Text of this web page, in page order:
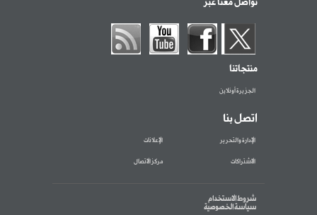
تواصل معنا عبر
منتجاتنا
الجزيرة أونلاين
اتصل بنا
الإدارة والتحرير الإعلانات
الاشتراكات مركز الاتصال
شروط الاستخدام
سياسة الخصوصية